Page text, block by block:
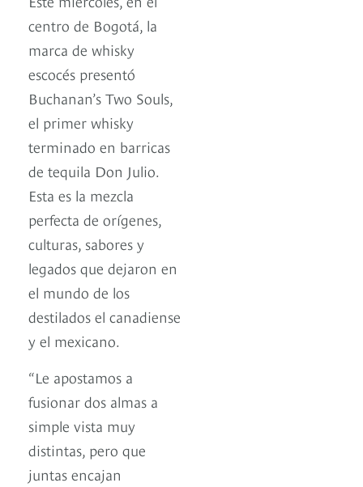
centro de Bogotá, la
marca de whisky
escocés presentó
Buchanan’s Two Souls,
el primer whisky
terminado en barricas
de tequila Don Julio.
Esta es la mezcla
perfecta de orígenes,
culturas, sabores y
legados que dejaron en
el mundo de los
destilados el canadiense
y el mexicano.
“Le apostamos a
fusionar dos almas a
simple vista muy
distintas, pero que
juntas encajan